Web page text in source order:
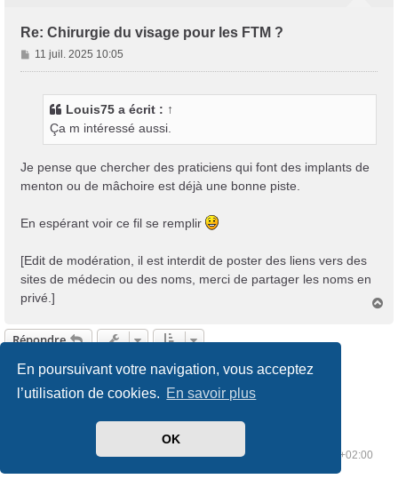
En poursuivant votre navigation, vous acceptez
l’utilisation de cookies. En savoir plus
OK
Re: Chirurgie du visage pour les FTM ?
M
e
11 juil. 2025 10:05
Louis75 a écrit : ↑
Ça m intéressé aussi.
Je pense que chercher des praticiens qui font des implants de
menton ou de mâchoire est déjà une bonne piste.
En espérant voir ce fil se remplir
[Edit de modération, il est interdit de poster des liens vers des
sites de médecin ou des noms, merci de partager les noms en
privé.]
Répondre
19 messages Précédente
1 2
Supprimer les cookies Heures au format UTC+02:00